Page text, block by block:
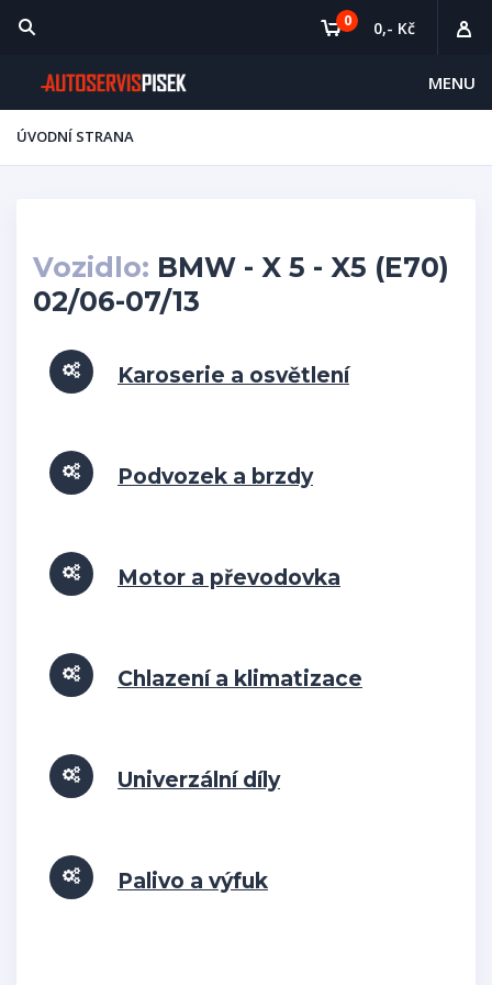
MENU
0 0,- Kč
ÚVODNÍ STRANA
Vozidlo: BMW - X 5 - X5 (E70)
02/06-07/13
Karoserie a osvětlení
Podvozek a brzdy
Motor a převodovka
Chlazení a klimatizace
Univerzální díly
Palivo a výfuk